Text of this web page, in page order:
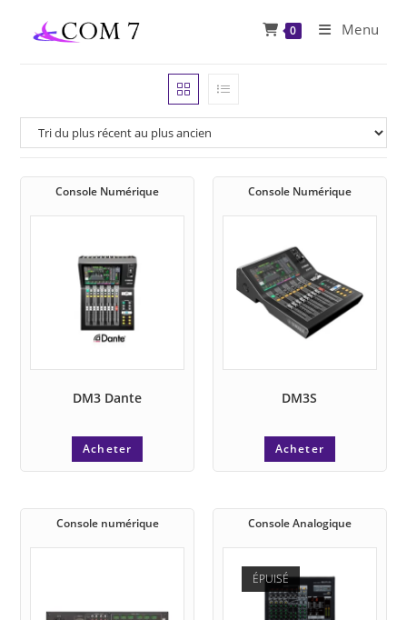
0 Menu
Console Numérique
DM3 Dante
Acheter
Console Numérique
DM3S
Acheter
Console numérique Console Analogique
ÉPUISÉ